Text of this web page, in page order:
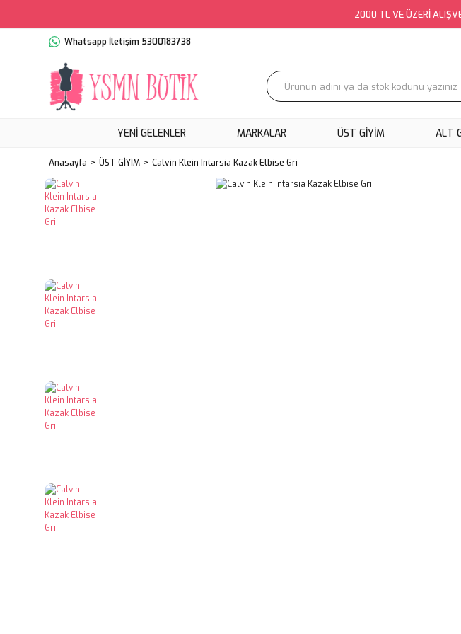
2000 TL VE ÜZERİ
Whatsapp İletişim 5300183738
YENI GELENLER MARKALAR ÜST GİYİM ALT
Anasayfa ÜST GİYİM Calvin Klein Intarsia Kazak Elbise Gri